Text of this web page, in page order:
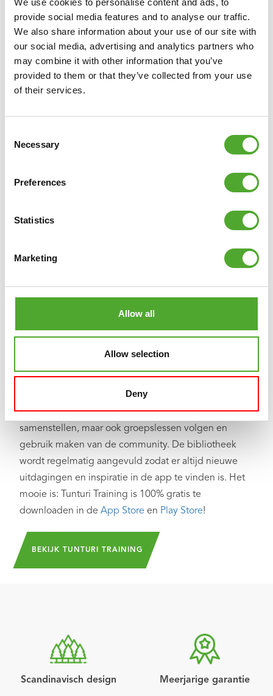
We use cookies to personalise content and ads, to
provide social media features and to analyse our traffic.
We also share information about your use of our site with
our social media, advertising and analytics partners who
may combine it with other information that you’ve
provided to them or that they’ve collected from your use
of their services.
Selection
Necessary
Preferences
Statistics
Marketing
Allow all
Allow selection
Deny
Inclusief gratis Tunturi Training app
Op zoek naar hulp, inspiratie of motivatie voor je
training? InTunturi Trainingvind je duizenden
jezelf én je Tunturi-producten te halen.
Je kan solo trainen en je eigen trainingsschema’s
samenstellen, maar ook groepslessen volgen en
gebruik maken van de community. De bibliotheek
wordt regelmatig aangevuld zodat er altijd nieuwe
uitdagingen en inspiratie in de app te vinden is. Het
mooie is: Tunturi Training is 100% gratis te
downloaden in deApp Store en Play Store!
BEKIJK TUNTURI TRAINING
Scandinavisch design Meerjarige garantie